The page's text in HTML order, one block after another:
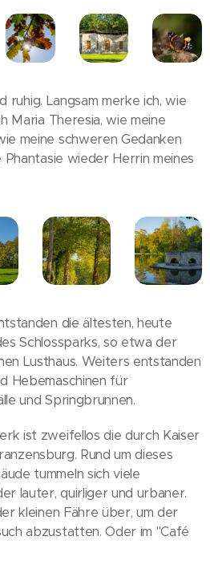
ruhig. Langsam merke ich, wie
Maria Theresia, wie meine
meine schweren Gedanken
wieder Herrin meines
die ältesten, heute
Schlossparks, so etwa der
Lusthaus. Weiters entstanden
Hebemaschinen für
und Springbrunnen.
ist zweifellos die durch Kaiser
Rund um dieses
tummeln sich viele
lauter, quirliger und urbaner.
kleinen Fähre über, um der
abzustatten. Oder im "Café